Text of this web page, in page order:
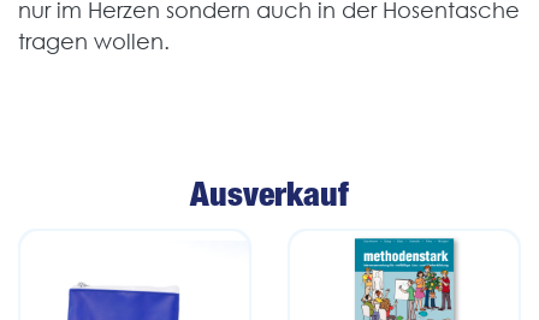
nur im Herzen sondern auch in der Hosentasche
tragen wollen.
Ausverkauf